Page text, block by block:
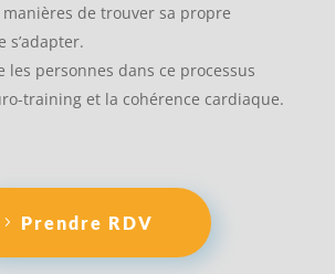
de trouver sa propre
s’adapter.
les personnes dans ce processus
training et la cohérence cardiaque.
Prendre RDV